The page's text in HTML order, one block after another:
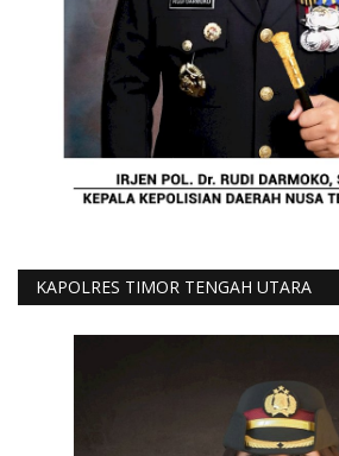
KAPOLRES TIMOR TENGAH UTARA